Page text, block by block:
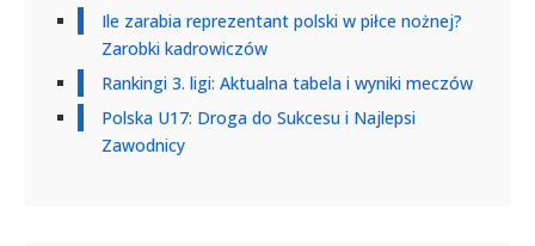
Ile zarabia reprezentant polski w piłce nożnej?
Zarobki kadrowiczów
Rankingi 3. ligi: Aktualna tabela i wyniki meczów
Polska U17: Droga do Sukcesu i Najlepsi
Zawodnicy